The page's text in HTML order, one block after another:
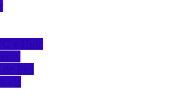
y Hule
Piel